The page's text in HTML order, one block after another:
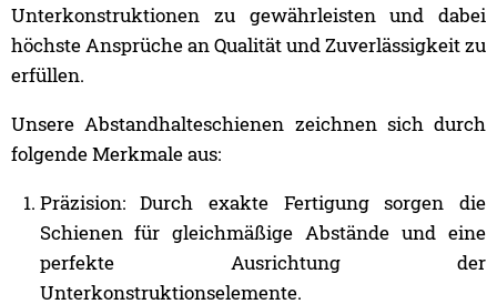
Unterkonstruktionen zu gewährleisten und dabei
höchste Ansprüche an Qualität und Zuverlässigkeit zu
erfüllen.
Unsere Abstandhalteschienen zeichnen sich durch
folgende Merkmale aus:
Präzision: Durch exakte Fertigung sorgen die
Schienen für gleichmäßige Abstände und eine
perfekte Ausrichtung der
Unterkonstruktionselemente.